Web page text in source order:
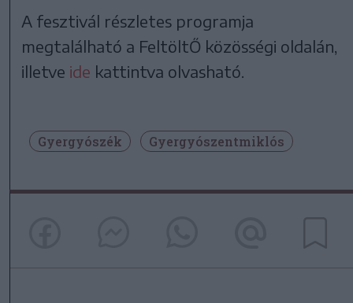
A fesztivál részletes programja
megtalálható a FeltöltŐ közösségi oldalán,
illetve ide kattintva olvasható.
Gyergyószék Gyergyószentmiklós